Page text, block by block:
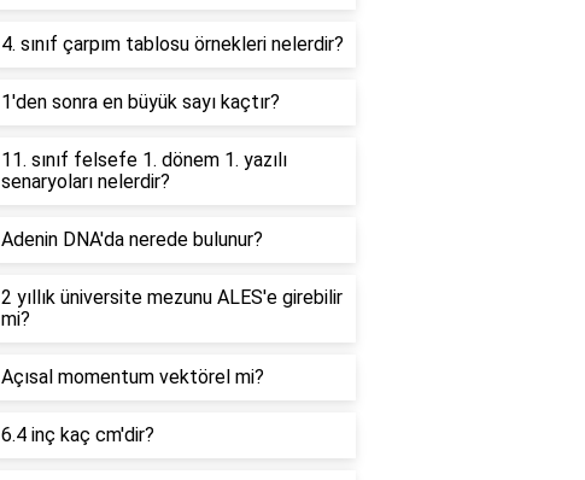
4. sınıf çarpım tablosu örnekleri nelerdir?
1'den sonra en büyük sayı kaçtır?
11. sınıf felsefe 1. dönem 1. yazılı
senaryoları nelerdir?
Adenin DNA'da nerede bulunur?
2 yıllık üniversite mezunu ALES'e girebilir
mi?
Açısal momentum vektörel mi?
6.4 inç kaç cm'dir?